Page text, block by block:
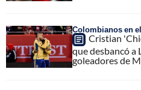
Colombianos en
Cristian
que desbancó a
goleadores de